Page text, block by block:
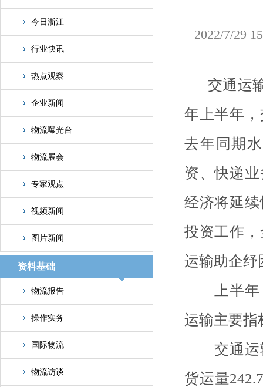
今日浙江
行业快讯
热点观察
企业新闻
物流曝光台
物流展会
专家观点
视频新闻
图片新闻
资料基础
物流报告
操作实务
国际物流
物流访谈
2022/7/29
交通运输
年上半年
去年同期
资、快递
经济将延
投资工作
运输助企纾
上半年，
运输主要指
交通运输
货运量